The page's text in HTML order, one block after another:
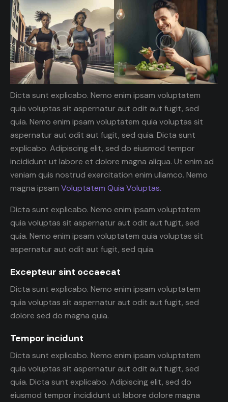
Dicta sunt explicabo. Nemo enim ipsam voluptatem
quia voluptas sit aspernatur aut odit aut fugit, sed
quia. Nemo enim ipsam voluptatem quia voluptas sit
aspernatur aut odit aut fugit, sed quia. Dicta sunt
explicabo. Adipiscing elit, sed do eiusmod tempor
incididunt ut labore et dolore magna aliqua. Ut enim ad
veniam quis nostrud exercitation enim ullamco. Nemo
magna ipsam Voluptatem Quia Voluptas.
Dicta sunt explicabo. Nemo enim ipsam voluptatem
quia voluptas sit aspernatur aut odit aut fugit, sed
quia. Nemo enim ipsam voluptatem quia voluptas sit
aspernatur aut odit aut fugit, sed quia.
Excepteur sint occaecat
Dicta sunt explicabo. Nemo enim ipsam voluptatem
quia voluptas sit aspernatur aut odit aut fugit, sed
dolore sed do magna quia.
Tempor incidunt
Dicta sunt explicabo. Nemo enim ipsam voluptatem
quia voluptas sit aspernatur aut odit aut fugit, sed
quia. Dicta sunt explicabo. Adipiscing elit, sed do
eiusmod tempor incididunt ut labore dolore magna